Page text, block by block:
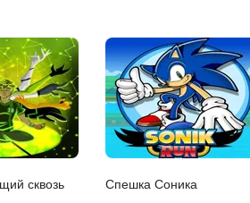
сквозь
Спешка Соника